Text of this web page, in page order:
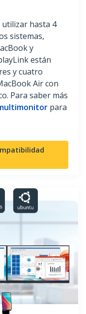
hasta 4
sistemas,
y
están
y cuatro
Air con
Para saber más
para